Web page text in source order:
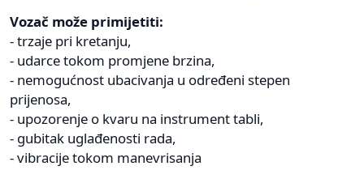
Vozač može primijetiti:
- trzaje pri kretanju,
- udarce tokom promjene brzina,
- nemogućnost ubacivanja u određeni stepen
prijenosa,
- upozorenje o kvaru na instrument tabli,
- gubitak uglađenosti rada,
- vibracije tokom manevrisanja